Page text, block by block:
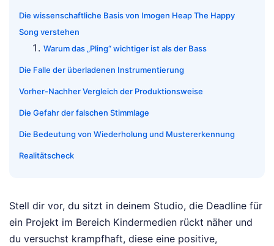
Die wissenschaftliche Basis von Imogen Heap The Happy
Song verstehen
Warum das „Pling“ wichtiger ist als der Bass
Die Falle der überladenen Instrumentierung
Vorher-Nachher Vergleich der Produktionsweise
Die Gefahr der falschen Stimmlage
Die Bedeutung von Wiederholung und Mustererkennung
Realitätscheck
Stell dir vor, du sitzt in deinem Studio, die Deadline für
ein Projekt im Bereich Kindermedien rückt näher und
du versuchst krampfhaft, diese eine positive,